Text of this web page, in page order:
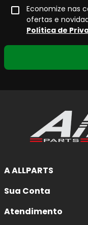
Economize nas
ofertas e
Política de
A ALLPARTS
Sua Conta
Atendimento